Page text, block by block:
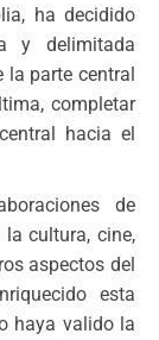
ha decidido
y delimitada
la parte central
completar
hacia el
de
cultura, cine,
aspectos del
esta
haya valido la